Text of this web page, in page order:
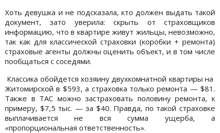
Хоть девушка и не подсказала, кто должен выдать такой
документ, зато уверила: скрыть от страховщиков
информацию, что в квартире живут жильцы, невозможно,
так как для классической страховки (коробки + ремонта)
страховые агенты должны оценить объект, и в том числе
пообщаться с соседями.
Классика обойдется хозяину двухкомнатной квартиры на
Житомирской в $593, а страховка только ремонта — $81.
Также в ТАС можно застраховать половину ремонта, к
примеру, $7,5 тыс. — за $40. Правда, по такой страховке
выплачивается не вся сумма ущерба, а
«пропорциональная ответственность».